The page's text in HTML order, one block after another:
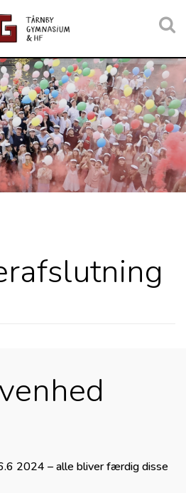
2024 – alle bliver færdig disse